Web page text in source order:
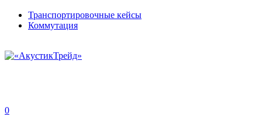
Транспортировочные кейсы
Коммутация
0